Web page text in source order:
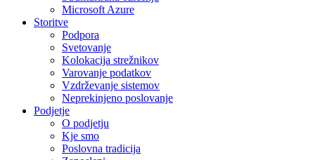
Microsoft Azure
Storitve
Podpora
Svetovanje
Kolokacija strežnikov
Varovanje podatkov
Vzdrževanje sistemov
Neprekinjeno poslovanje
Podjetje
O podjetju
Kje smo
Poslovna tradicija